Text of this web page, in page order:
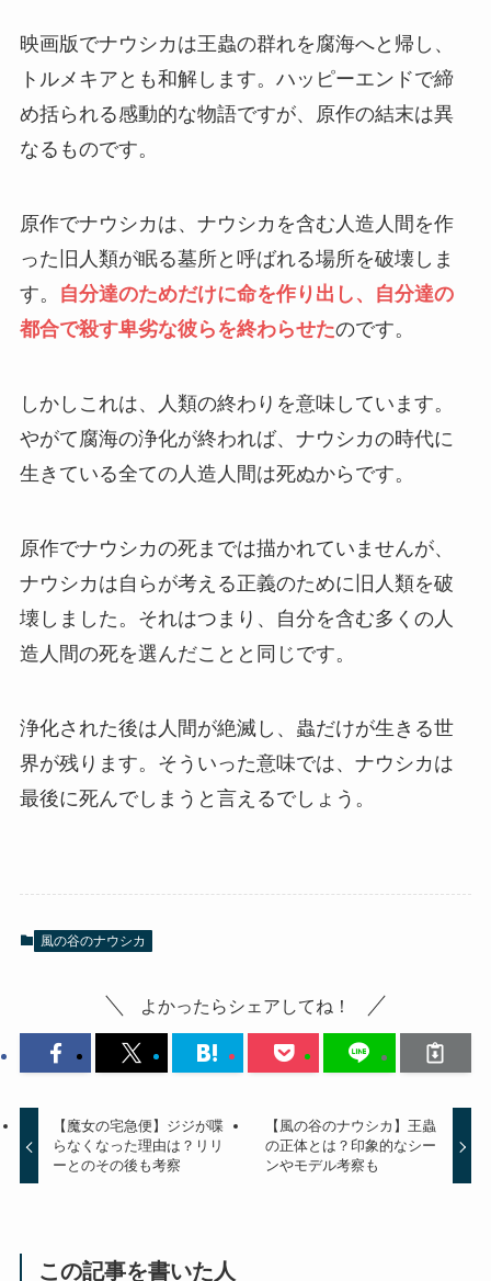
映画版でナウシカは王蟲の群れを腐海へと帰し、
トルメキアとも和解します。ハッピーエンドで締
め括られる感動的な物語ですが、原作の結末は異
なるものです。
原作でナウシカは、ナウシカを含む人造人間を作
った旧人類が眠る墓所と呼ばれる場所を破壊しま
す。
自分達のためだけに命を作り出し、自分達の
都合で殺す卑劣な彼らを終わらせたのです。
しかしこれは、人類の終わりを意味しています。
やがて腐海の浄化が終われば、ナウシカの時代に
生きている全ての人造人間は死ぬからです。
原作でナウシカの死までは描かれていませんが、
ナウシカは自らが考える正義のために旧人類を破
壊しました。それはつまり、自分を含む多くの人
造人間の死を選んだことと同じです。
浄化された後は人間が絶滅し、蟲だけが生きる世
界が残ります。そういった意味では、ナウシカは
最後に死んでしまうと言えるでしょう。
風の谷のナウシカ
よかったらシェアしてね！
【魔女の宅急便】ジジが喋
らなくなった理由は？リリ
ーとのその後も考察
【風の谷のナウシカ】王蟲
の正体とは？印象的なシー
ンやモデル考察も
この記事を書いた人